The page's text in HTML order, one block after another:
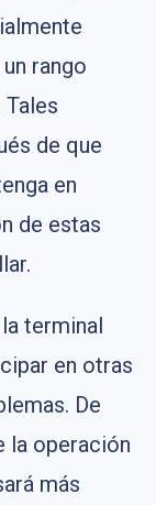
rango
de que
en
de estas
terminal
en otras
De
la operación
más